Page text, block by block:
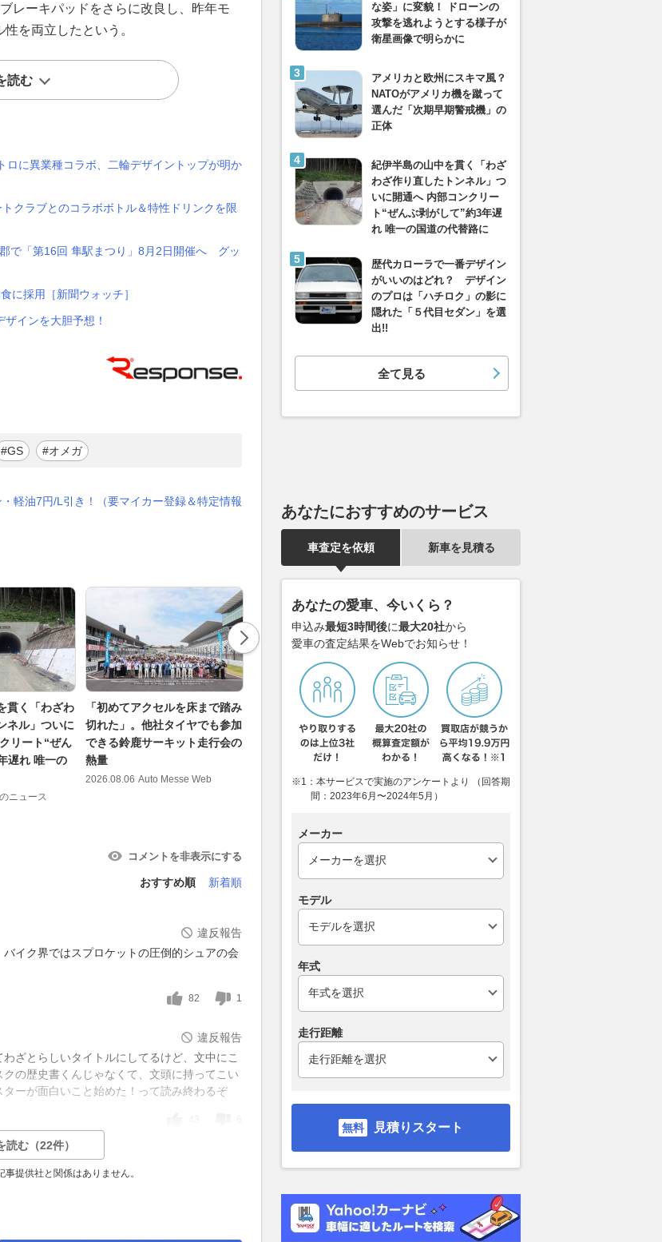
レーキパッドをさらに改良し、昨年モ
を両立したという。
読む
ロに異業種コラボ、二輪デザイントップが明か
クラブとのコラボボトル＆特性ドリンクを限
で「第16回 隼駅まつり」8月2日開催へ グッ
に採用［新聞ウォッチ］
インを大胆予想！
#GS #オメガ
軽油7円/L引き！（要マイカー登録＆特定情報
貫く「わざわ
ネル」ついに
リート“ぜん
遅れ 唯一の
ニュース
「初めてアクセルを床まで踏み
切れた」。他社タイヤでも参加
できる鈴鹿サーキット走行会の
熱量
2026.08.06 Auto Messe Web
「普段乗りは厳しい」。本物の
ZGを知る男が現代のRZ34で作
り上げた500ZG
Auto Messe Web
「本当に悔しく、泣きまし
た。」クラス優勝まであと1歩
の2位獲得 EWC第3戦「鈴鹿8
耐」決勝の模様は？ レーシン
グライダー大久保光のレースレ
ポート
コメントを非表示にする
おすすめ順 新着順
違反報告
イク界ではスプロケットの圧倒的シュアの会
82 1
違反報告
ざとらしいタイトルにしてるけど、文中にこ
の歴史書くんじゃなくて、文頭に持ってこい
ーが面白いこと始めた！って読み終わるぞ
む（22件）
提供社と関係はありません。
な姿」に変貌！ ドローンの
攻撃を逃れようとする様子が
衛星画像で明らかに
アメリカと欧州にスキマ風？
NATOがアメリカ機を蹴って
選んだ「次期早期警戒機」の
正体
紀伊半島の山中を貫く「わざ
わざ作り直したトンネル」つ
いに開通へ 内部コンクリー
ト“ぜんぶ剥がして”約3年遅
れ 唯一の国道の代替路に
歴代カローラで一番デザイン
がいいのはどれ？ デザイン
のプロは「ハチロク」の影に
隠れた「５代目セダン」を選
出!!
全て見る
あなたにおすすめのサービス
車査定を依頼 新車を見積る
あなたの愛車、今いくら？
申込み最短3時間後に最大20社から
愛車の査定結果をWebでお知らせ！
※1：本サービスで実施のアンケートより （回答期
間：2023年6月〜2024年5月）
メーカー
モデル
年式
走行距離
見積りスタート